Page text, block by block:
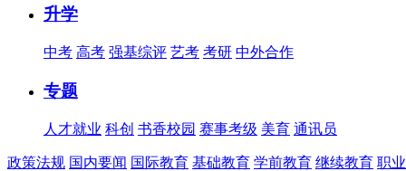
升学
中考 高考 强基综评 艺考 考研 中外合作
专题
人才就业 科创 书香校园 赛事考级 美育 通讯员
政策法规 国内要闻 国际教育 基础教育 学前教育 继续教育 职